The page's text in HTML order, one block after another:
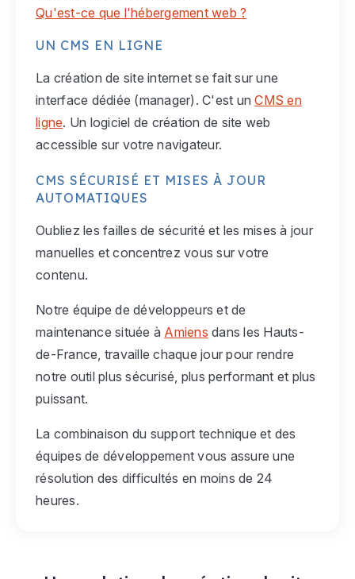
Qu'est-ce que l'hébergement web ?
UN CMS EN LIGNE
La création de site internet se fait sur une
interface dédiée (manager). C'est unCMS en
ligne. Un logiciel de création de site web
accessible sur votre navigateur.
CMS SÉCURISÉ ET MISES À JOUR
AUTOMATIQUES
Oubliez les failles de sécurité et les mises à jour
manuelles et concentrez vous sur votre
contenu.
Notre équipe de développeurs et de
maintenance située à Amiens dans les Hauts-
de-France, travaille chaque jour pour rendre
notre outil plus sécurisé, plus performant et plus
puissant.
La combinaison du support technique et des
équipes de développement vous assure une
résolution des difficultés en moins de 24
heures.